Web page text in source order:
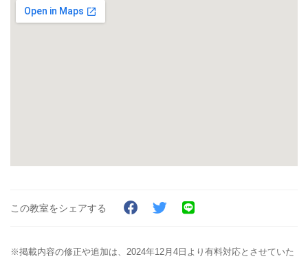
この教室をシェアする
※掲載内容の修正や追加は、2024年12月4日より有料対応とさせていた